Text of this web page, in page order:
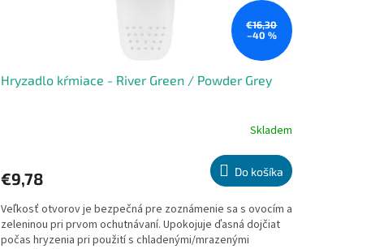
€16,30
–40 %
Hryzadlo kŕmiace - River Green / Powder Grey
je
z
5
hviezdičiek.
Skladem
€9,78 Do košíka
Veľkosť otvorov je bezpečná pre zoznámenie sa s ovocím a
zeleninou pri prvom ochutnávaní. Upokojuje ďasná dojčiat
počas hryzenia pri použití s chladenými/mrazenými